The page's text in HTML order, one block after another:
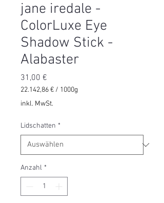
jane iredale -
ColorLuxe Eye
Shadow Stick -
Alabaster
31,00 €
22.142,86 € / 1000g
22.142,86 €
Gramm
inkl. MwSt.
Lidschatten *
Anzahl *